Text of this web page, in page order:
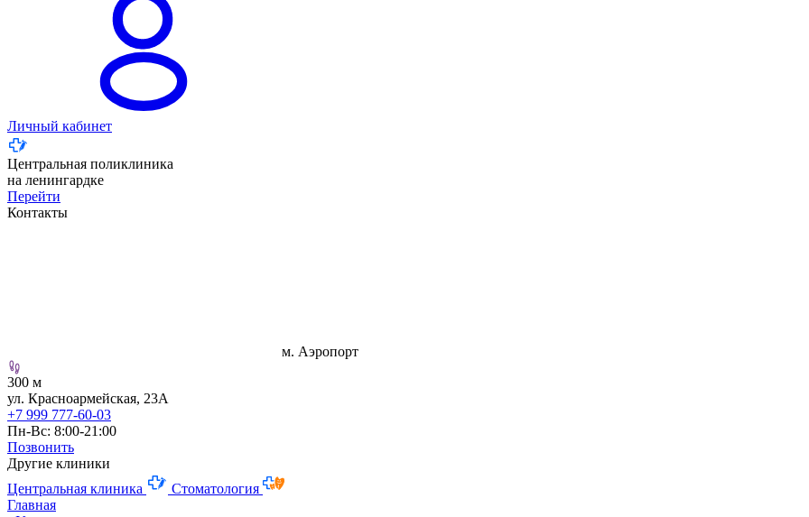
Личный кабинет
Центральная поликлиника
на ленингардке
Перейти
Контакты
м. Аэропорт
300 м
ул. Красноармейская, 23А
+7 999 777-60-03
Пн-Вс: 8:00-21:00
Позвонить
Другие клиники
Центральная клиника
Стоматология
Главная